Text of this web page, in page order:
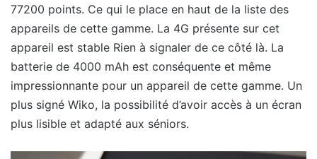
77200 points. Ce qui le place en haut de la liste des
appareils de cette gamme. La 4G présente sur cet
appareil est stable Rien à signaler de ce côté là. La
batterie de 4000 mAh est conséquente et même
impressionnante pour un appareil de cette gamme. Un
plus signé Wiko, la possibilité d’avoir accès à un écran
plus lisible et adapté aux séniors.